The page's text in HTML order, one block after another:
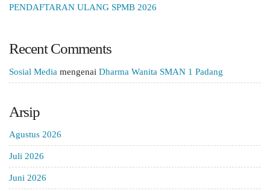
PENDAFTARAN ULANG SPMB 2026
Recent Comments
Sosial Media mengenai Dharma Wanita SMAN 1 Padang
Arsip
Agustus 2026
Juli 2026
Juni 2026